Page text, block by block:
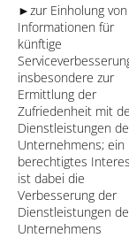
►zur Einholung von
Informationen für
künftige
insbesondere zur
Ermittlung der
Zufriedenheit mit
Dienstleistungen
Unternehmens; ein
berechtigtes
ist dabei die
Verbesserung der
Dienstleistungen
Unternehmens